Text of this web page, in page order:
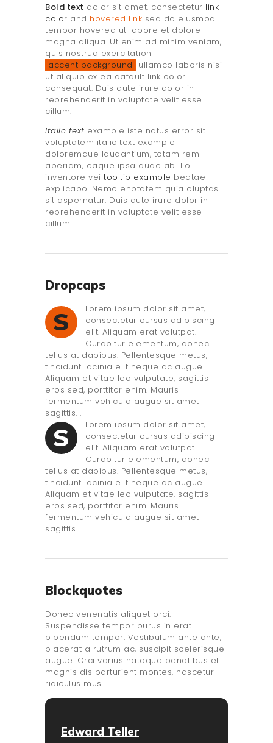
Bold text dolor sit amet, consectetur link
color and hovered link sed do eiusmod
tempor hovered ut labore et dolore
magna aliqua. Ut enim ad minim veniam,
quis nostrud exercitation
accent background
ullamco laboris nisi
ut aliquip ex ea dafault link color
consequat. Duis aute irure dolor in
reprehenderit in voluptate velit esse
cillum.
Italic text example iste natus error sit
voluptatem italic text example
doloremque laudantium, totam rem
aperiam, eaque ipsa quae ab illo
inventore vei tooltip example beatae
explicabo. Nemo enptatem quia oluptas
sit aspernatur. Duis aute irure dolor in
reprehenderit in voluptate velit esse
cillum.
Dropcaps
S
Lorem ipsum dolor sit amet,
consectetur cursus adipiscing
elit. Aliquam erat volutpat.
Curabitur elementum, donec
tellus at dapibus. Pellentesque metus,
tincidunt lacinia elit neque ac augue.
Aliquam et vitae leo vulputate, sagittis
eros sed, porttitor enim. Mauris
fermentum vehicula augue sit amet
sagittis. .
S
Lorem ipsum dolor sit amet,
consectetur cursus adipiscing
elit. Aliquam erat volutpat.
Curabitur elementum, donec
tellus at dapibus. Pellentesque metus,
tincidunt lacinia elit neque ac augue.
Aliquam et vitae leo vulputate, sagittis
eros sed, porttitor enim. Mauris
fermentum vehicula augue sit amet
sagittis.
Blockquotes
Donec venenatis aliquet orci.
Suspendisse tempor purus in erat
bibendum tempor. Vestibulum ante ante,
placerat a rutrum ac, suscipit scelerisque
augue. Orci varius natoque penatibus et
magnis dis parturient montes, nascetur
ridiculus mus.
Edward Teller